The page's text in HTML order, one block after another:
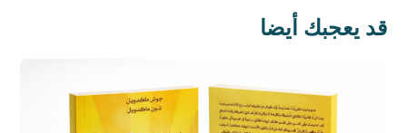
قد يعجبك أيضا